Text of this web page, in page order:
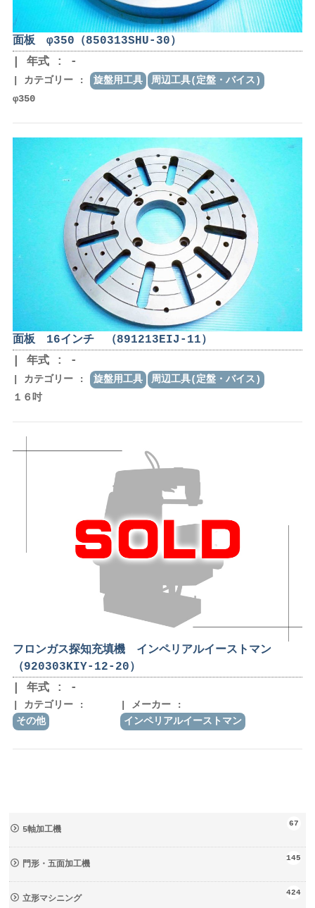
面板 φ350（850313SHU-30）
年式 : -
カテゴリー : 旋盤用工具
周辺工具(定盤・バイス)
φ350
面板 16インチ （891213EIJ-11）
年式 : -
カテゴリー : 旋盤用工具
周辺工具(定盤・バイス)
１６吋
フロンガス探知充填機 インペリアルイーストマン
（920303KIY-12-20）
年式 : -
カテゴリー :
その他
メーカー :
インペリアルイーストマン
5軸加工機
67
門形・五面加工機
145
立形マシニング
424